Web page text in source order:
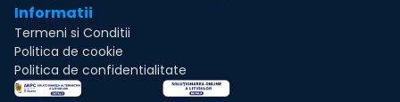
Informatii
Termeni si Conditii
Politica de cookie
Politica de confidentialitate